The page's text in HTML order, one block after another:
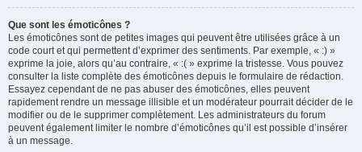
Que sont les émoticônes ?
Les émoticônes sont de petites images qui peuvent être utilisées grâce à un
code court et qui permettent d’exprimer des sentiments. Par exemple, « :) »
exprime la joie, alors qu’au contraire, « :( » exprime la tristesse. Vous pouvez
consulter la liste complète des émoticônes depuis le formulaire de rédaction.
Essayez cependant de ne pas abuser des émoticônes, elles peuvent
rapidement rendre un message illisible et un modérateur pourrait décider de le
modifier ou de le supprimer complètement. Les administrateurs du forum
peuvent également limiter le nombre d’émoticônes qu’il est possible d’insérer
à un message.